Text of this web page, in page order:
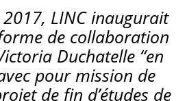
LINC inaugurait
de collaboration
Duchatelle “en
pour mission de
de fin d’études de